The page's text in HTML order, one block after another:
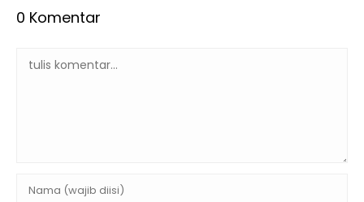
0 Komentar